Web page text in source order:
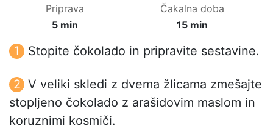
Priprava
5 min
Čakalna doba
15 min
Stopite čokolado in pripravite sestavine.
V veliki skledi z dvema žlicama zmešajte
stopljeno čokolado z arašidovim maslom in
koruznimi kosmiči.